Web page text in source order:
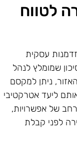
לטווח
עסקית
שמומלץ לנהל
ניתן למקסם
ליעד אטרקטיבי
של אפשרויות,
לפני קבלת